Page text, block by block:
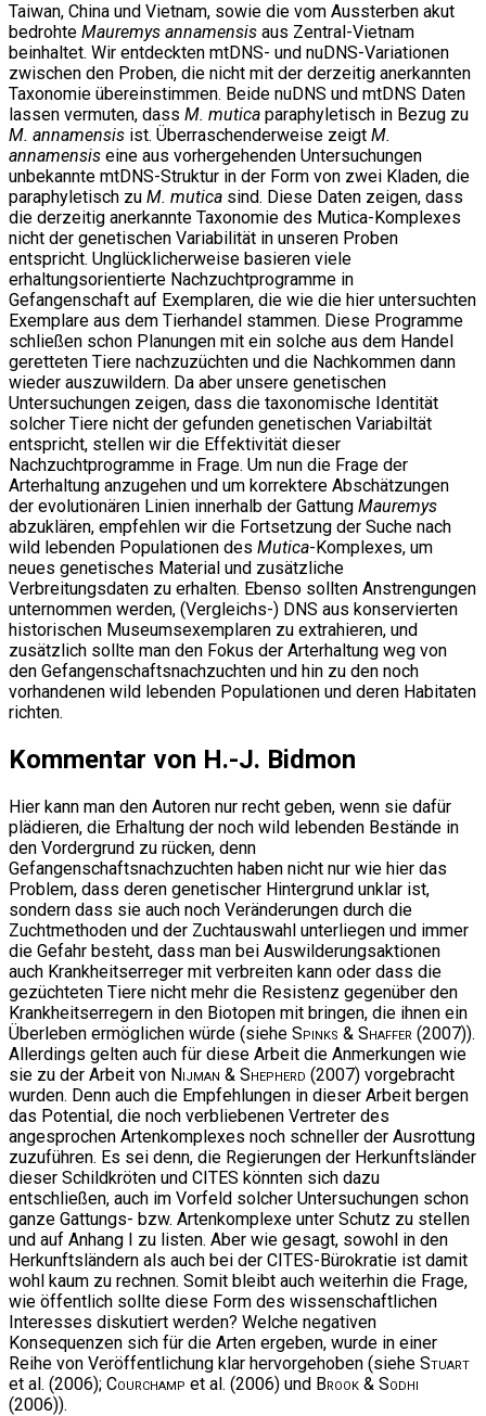
Taiwan, China und Vietnam, sowie die vom Aussterben akut
bedrohte Mauremys annamensis aus Zentral-Vietnam
beinhaltet. Wir entdeckten mtDNS- und nuDNS-Variationen
zwischen den Proben, die nicht mit der derzeitig anerkannten
Taxonomie übereinstimmen. Beide nuDNS und mtDNS Daten
lassen vermuten, dass M. mutica paraphyletisch in Bezug zu
M. annamensis ist. Überraschenderweise zeigt M.
annamensis eine aus vorhergehenden Untersuchungen
unbekannte mtDNS-Struktur in der Form von zwei Kladen, die
paraphyletisch zu M. mutica sind. Diese Daten zeigen, dass
die derzeitig anerkannte Taxonomie des Mutica-Komplexes
nicht der genetischen Variabilität in unseren Proben
entspricht. Unglücklicherweise basieren viele
erhaltungsorientierte Nachzuchtprogramme in
Gefangenschaft auf Exemplaren, die wie die hier untersuchten
Exemplare aus dem Tierhandel stammen. Diese Programme
schließen schon Planungen mit ein solche aus dem Handel
geretteten Tiere nachzuzüchten und die Nachkommen dann
wieder auszuwildern. Da aber unsere genetischen
Untersuchungen zeigen, dass die taxonomische Identität
solcher Tiere nicht der gefunden genetischen Variabiltät
entspricht, stellen wir die Effektivität dieser
Nachzuchtprogramme in Frage. Um nun die Frage der
Arterhaltung anzugehen und um korrektere Abschätzungen
der evolutionären Linien innerhalb der Gattung Mauremys
abzuklären, empfehlen wir die Fortsetzung der Suche nach
wild lebenden Populationen des Mutica-Komplexes, um
neues genetisches Material und zusätzliche
Verbreitungsdaten zu erhalten. Ebenso sollten Anstrengungen
unternommen werden, (Vergleichs-) DNS aus konservierten
historischen Museumsexemplaren zu extrahieren, und
zusätzlich sollte man den Fokus der Arterhaltung weg von
den Gefangenschaftsnachzuchten und hin zu den noch
vorhandenen wild lebenden Populationen und deren Habitaten
richten.
Kommentar von H.-J. Bidmon
Hier kann man den Autoren nur recht geben, wenn sie dafür
plädieren, die Erhaltung der noch wild lebenden Bestände in
den Vordergrund zu rücken, denn
Gefangenschaftsnachzuchten haben nicht nur wie hier das
Problem, dass deren genetischer Hintergrund unklar ist,
sondern dass sie auch noch Veränderungen durch die
Zuchtmethoden und der Zuchtauswahl unterliegen und immer
die Gefahr besteht, dass man bei Auswilderungsaktionen
auch Krankheitserreger mit verbreiten kann oder dass die
gezüchteten Tiere nicht mehr die Resistenz gegenüber den
Krankheitserregern in den Biotopen mit bringen, die ihnen ein
Überleben ermöglichen würde (siehe Spinks & Shaffer (2007)).
Allerdings gelten auch für diese Arbeit die Anmerkungen wie
sie zu der Arbeit von Nijman & Shepherd (2007) vorgebracht
wurden. Denn auch die Empfehlungen in dieser Arbeit bergen
das Potential, die noch verbliebenen Vertreter des
angesprochen Artenkomplexes noch schneller der Ausrottung
zuzuführen. Es sei denn, die Regierungen der Herkunftsländer
dieser Schildkröten und CITES könnten sich dazu
entschließen, auch im Vorfeld solcher Untersuchungen schon
ganze Gattungs- bzw. Artenkomplexe unter Schutz zu stellen
und auf Anhang I zu listen. Aber wie gesagt, sowohl in den
Herkunftsländern als auch bei der CITES-Bürokratie ist damit
wohl kaum zu rechnen. Somit bleibt auch weiterhin die Frage,
wie öffentlich sollte diese Form des wissenschaftlichen
Interesses diskutiert werden? Welche negativen
Konsequenzen sich für die Arten ergeben, wurde in einer
Reihe von Veröffentlichung klar hervorgehoben (siehe Stuart
et al. (2006); Courchamp et al. (2006) und Brook & Sodhi
(2006)).